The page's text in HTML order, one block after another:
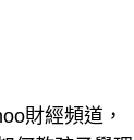
財經頻道，